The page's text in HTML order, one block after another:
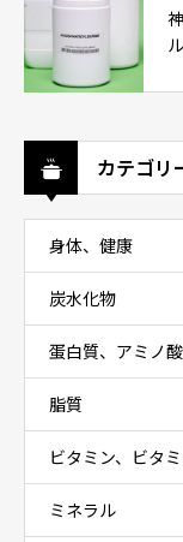
カテゴリ
身体、健康
炭水化物
蛋白質、アミノ酸
脂質
ビタミン、ビタ
ミネラル